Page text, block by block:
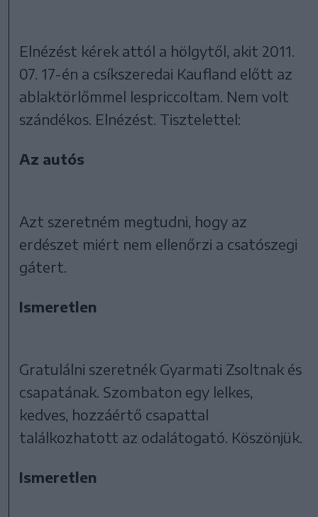
Elnézést kérek attól a hölgytől, akit 2011.
07. 17-én a csíkszeredai Kaufland előtt az
ablaktörlőmmel lespriccoltam. Nem volt
szándékos. Elnézést. Tisztelettel:
Az autós
Azt szeretném megtudni, hogy az
erdészet miért nem ellenőrzi a csatószegi
gátert.
Ismeretlen
Gratulálni szeretnék Gyarmati Zsoltnak és
csapatának. Szombaton egy lelkes,
kedves, hozzáértő csapattal
találkozhatott az odalátogató. Köszönjük.
Ismeretlen